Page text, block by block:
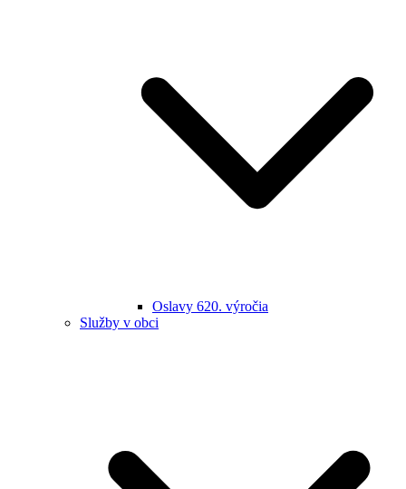
Oslavy 620. výročia
Služby v obci